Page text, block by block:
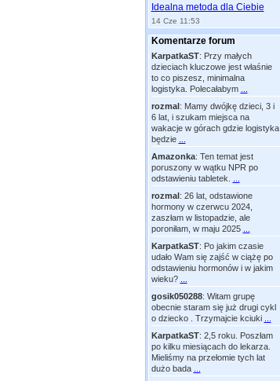
Idealna metoda dla Ciebie
14 Cze 11:53
Komentarze forum
KarpatkaST: Przy małych
dzieciach kluczowe jest właśnie
to co piszesz, minimalna
logistyka. Polecałabym
rozmal: Mamy dwójkę dzieci, 3 i
6 lat, i szukam miejsca na
wakacje w górach gdzie logistyka
będzie
Amazonka: Ten temat jest
poruszony w wątku NPR po
odstawieniu tabletek.
rozmal: 26 lat, odstawione
hormony w czerwcu 2024,
zaszłam w listopadzie, ale
poroniłam, w maju 2025
KarpatkaST: Po jakim czasie
udało Wam się zajść w ciążę po
odstawieniu hormonów i w jakim
wieku?
gosik050288: Witam grupę
obecnie staram się już drugi cykl
o dziecko . Trzymajcie kciuki
KarpatkaST: 2,5 roku. Poszłam
po kilku miesiącach do lekarza.
Mieliśmy na przełomie tych lat
dużo bada